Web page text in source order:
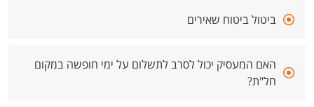
ביטול ביטוח שאירים
האם המעסיק יכול לסרב לתשלום על ימי חופשה במקום
חל"ת?